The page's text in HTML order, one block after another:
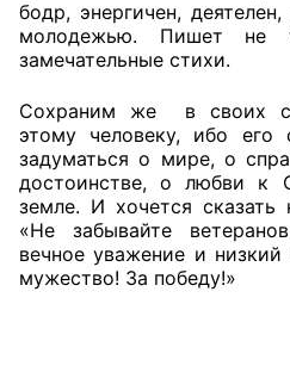
бодр, энергичен,
молодежью. Пишет не
замечательные стихи.
Сохраним же в своих
этому человеку, ибо его
задуматься о мире, о
достоинстве, о любви к
земле. И хочется
«Не забывайте
вечное уважение и
мужество! За победу!»